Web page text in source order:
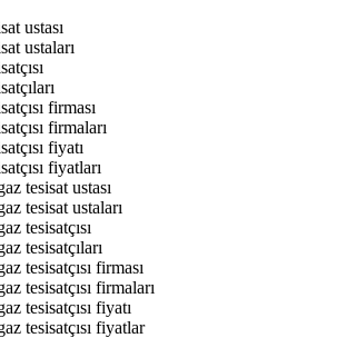
ustası
ustaları
firması
firmaları
fiyatı
fiyatları
tesisat ustası
tesisat ustaları
tesisatçısı
tesisatçıları
tesisatçısı firması
tesisatçısı firmaları
tesisatçısı fiyatı
tesisatçısı fiyatlar